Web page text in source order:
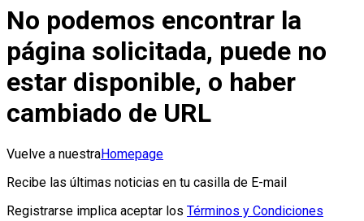
No podemos encontrar la
página solicitada, puede no
estar disponible, o haber
cambiado de URL
Vuelve a nuestraHomepage
Recibe las últimas noticias en tu casilla de E-mail
Registrarse implica aceptar los Términos y Condiciones